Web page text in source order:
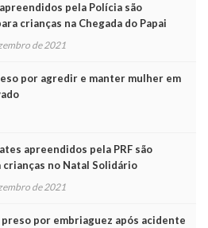
pela Polícia são
crianças na Chegada do Papai
de 2021
por agredir e manter mulher em
apreendidos pela PRF são
no Natal Solidário
de 2021
por embriaguez após acidente